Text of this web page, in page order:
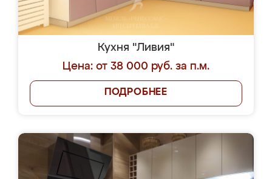
Кухня "Ливия"
Цена: от 38 000 руб. за п.м.
ПОДРОБНЕЕ